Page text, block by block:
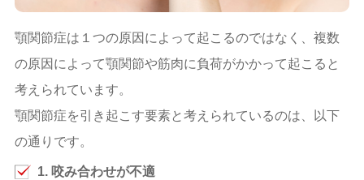
顎関節症は１つの原因によって起こるのではなく、複数
の原因によって顎関節や筋肉に負荷がかかって起こると
考えられています。
顎関節症を引き起こす要素と考えられているのは、以下
の通りです。
1. 咬み合わせが不適